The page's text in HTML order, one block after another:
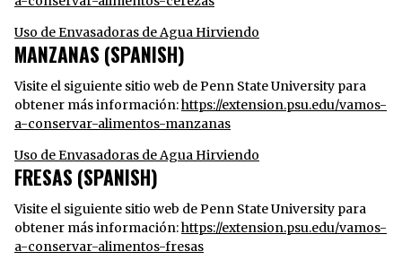
Uso de Envasadoras de Agua Hirviendo
MANZANAS (SPANISH)
Visite el siguiente sitio web de Penn State University para
obtener más información:https://extension.psu.edu/vamos-
a-conservar-alimentos-manzanas
Uso de Envasadoras de Agua Hirviendo
FRESAS (SPANISH)
Visite el siguiente sitio web de Penn State University para
obtener más información:https://extension.psu.edu/vamos-
a-conservar-alimentos-fresas